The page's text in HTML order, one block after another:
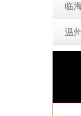
临
温